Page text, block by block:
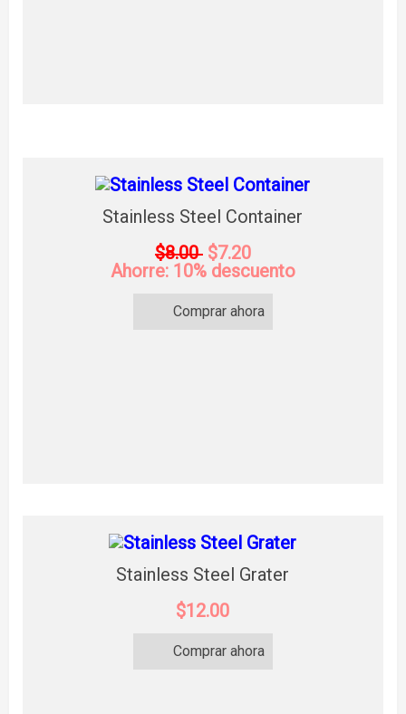
Stainless Steel Container
$8.00 $7.20
Ahorre: 10% descuento
Comprar ahora
Stainless Steel Grater
$12.00
Comprar ahora